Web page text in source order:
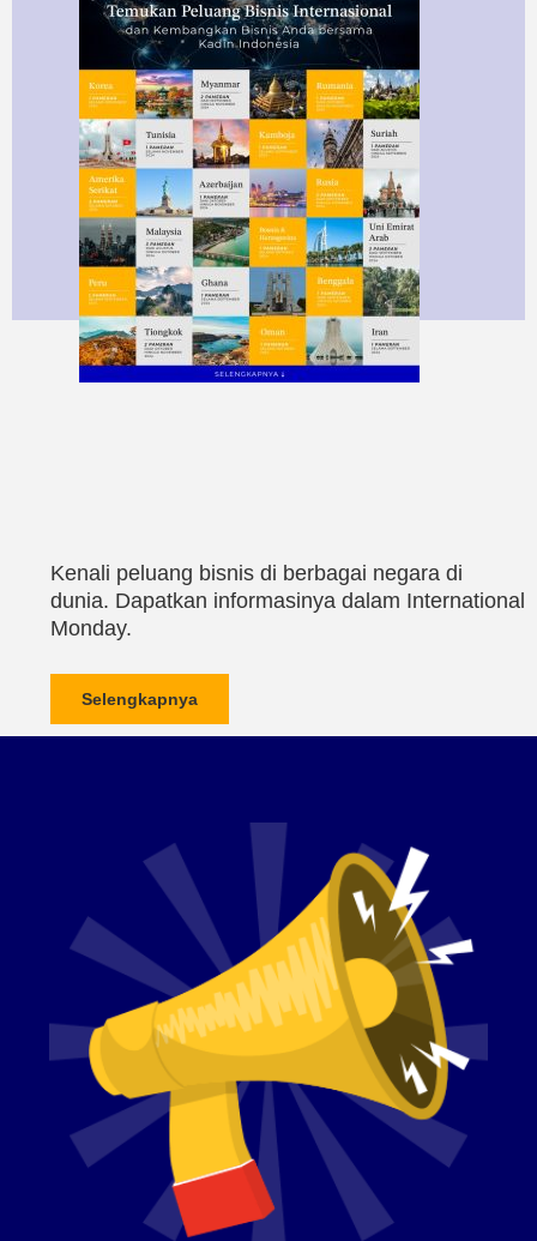
Kenali peluang bisnis di berbagai negara di
dunia. Dapatkan informasinya dalam International
Monday.
Selengkapnya